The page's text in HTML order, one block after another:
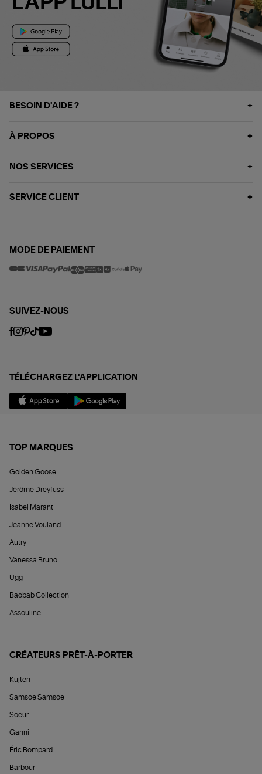
BESOIN D'AIDE ?
À PROPOS
NOS SERVICES
SERVICE CLIENT
MODE DE PAIEMENT
SUIVEZ-NOUS
TÉLÉCHARGEZ L'APPLICATION
TOP MARQUES
Golden Goose
Jérôme Dreyfuss
Isabel Marant
Jeanne Vouland
Autry
Vanessa Bruno
Ugg
Baobab Collection
Assouline
CRÉATEURS PRÊT-À-PORTER
Kujten
Samsoe Samsoe
Soeur
Ganni
Éric Bompard
Barbour